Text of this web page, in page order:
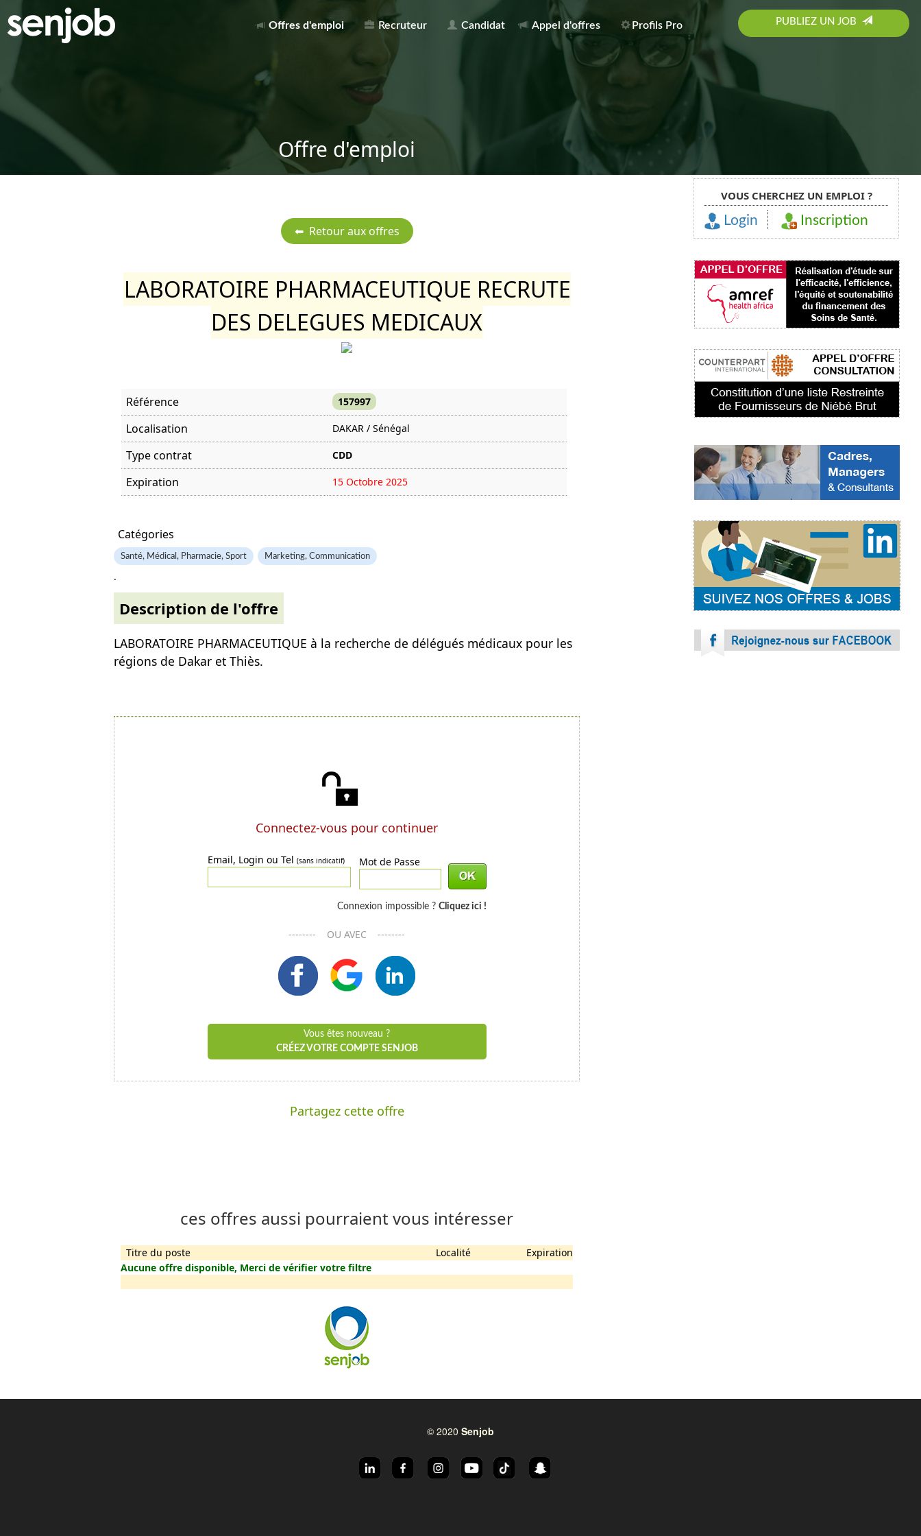
Offres d'emploi Recruteur Candidat Appel d'offres Profils Pro PUBLIEZ UN JOB
Offre d'emploi
LABORATOIRE PHARMACEUTIQUE RECRUTE
DES DELEGUES MEDICAUX
Référence 157997
Localisation DAKAR / Sénégal
Type contrat CDD
Expiration 15 Octobre 2025
Catégories
Santé, Médical, Pharmacie, Sport Marketing, Communication
.
Description de l'offre
LABORATOIRE PHARMACEUTIQUE à la recherche de délégués médicaux pour les
régions de Dakar et Thiès.
Connectez-vous pour continuer
Email, Login ou Tel (sans indicatif) Mot de Passe
Connexion impossible ? Cliquez ici !
-------- OU AVEC --------
Vous êtes nouveau ?
CRÉEZ VOTRE COMPTE SENJOB
Partagez cette offre
ces offres aussi pourraient vous intéresser
Titre du poste Localité
Expiration
Aucune offre disponible, Merci de vérifier votre filtre
VOUS CHERCHEZ UN EMPLOI ?
Login Inscription
© 2020 Senjob